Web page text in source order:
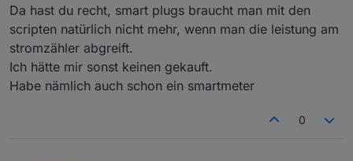
Wie seit ihr auf die .proto files gekommen?
habt ihr die im code der app gefunden?
könnte man für die steckdosen auch eine .proto
machen?
Vielen Dank
Da hast du recht, smart plugs braucht man mit den
scripten natürlich nicht mehr, wenn man die leistung am
stromzähler abgreift.
Ich hätte mir sonst keinen gekauft.
Habe nämlich auch schon ein smartmeter
0